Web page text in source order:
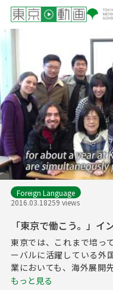
Play
Foreign Language
2016.03.18259 views
「東京で働こう。」
東京では、これまで培っ
ーバルに活躍している外
業においても、海外展開
もっと見る